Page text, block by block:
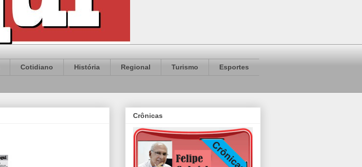
Cotidiano História Regional Turismo Esportes
Crônicas